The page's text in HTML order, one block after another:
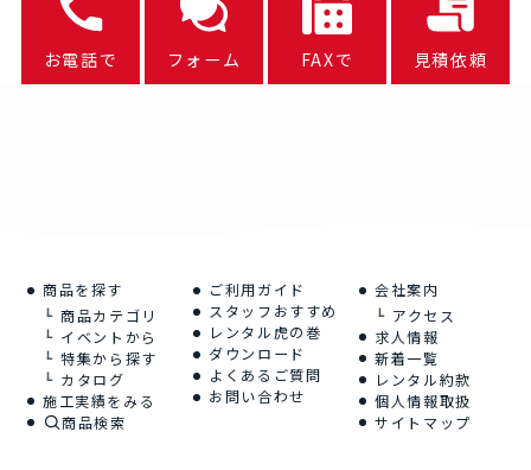
お電話で フォーム FAXで 見積依頼
商品を探す
商品カテゴリ
イベントから
特集から探す
カタログ
施工実績をみる
商品検索
ご利用ガイド
スタッフおすすめ
レンタル虎の巻
ダウンロード
よくあるご質問
お問い合わせ
会社案内
アクセス
求人情報
新着一覧
レンタル約款
個人情報取扱
サイトマップ